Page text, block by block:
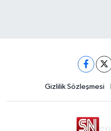
Gizlilik Sözleşmesi